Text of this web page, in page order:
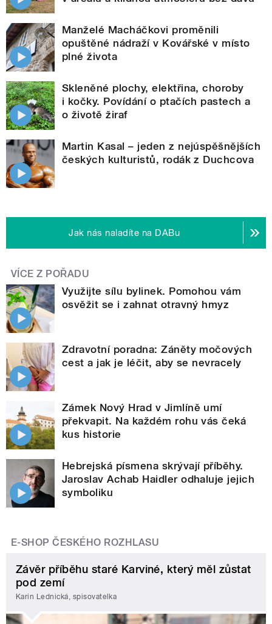
Manželé Macháčkovi proměnili
opuštěné nádraží v Kovářské v místo
plné života
Skleněné plochy, elektřina, choroby
i kočky. Povídání o ptačích pastech a
o životě žiraf
Martin Kasal – jeden z nejúspěšnějších
českých kulturistů, rodák z Duchcova
Jak nás naladíte na DABu
VÍCE Z POŘADU
Využijte sílu bylinek. Pomohou vám
osvěžit se i zahnat otravný hmyz
Zdravotní poradna: Záněty močových
cest a jak je léčit, aby se nevracely
Zámek Nový Hrad v Jimlíně umí
překvapit. Na každém rohu vás čeká
kus historie
Hebrejská písmena skrývají příběhy.
Jaroslav Achab Haidler odhaluje jejich
symboliku
E-SHOP ČESKÉHO ROZHLASU
Závěr příběhu staré Karviné, který měl zůstat
pod zemí
Karin Lednická, spisovatelka